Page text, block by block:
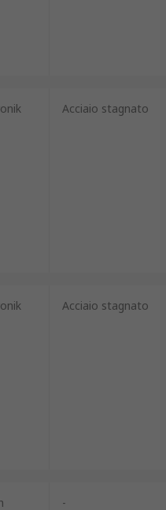
Acciaio stagnato
Acciaio stagnato
-